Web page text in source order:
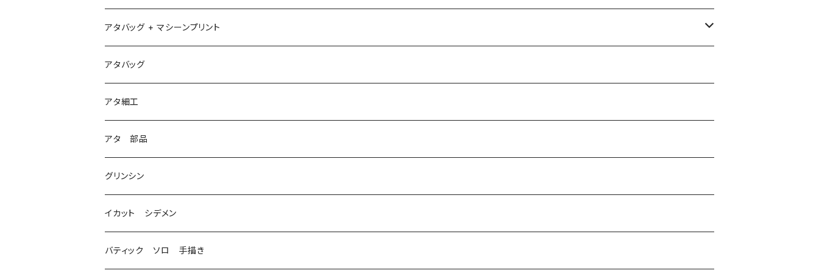
アタバッグ + マシーンプリント
1
2
3
アタバッグ
アタ細工
アタ 部品
グリンシン
イカット シデメン
バティック ソロ 手描き